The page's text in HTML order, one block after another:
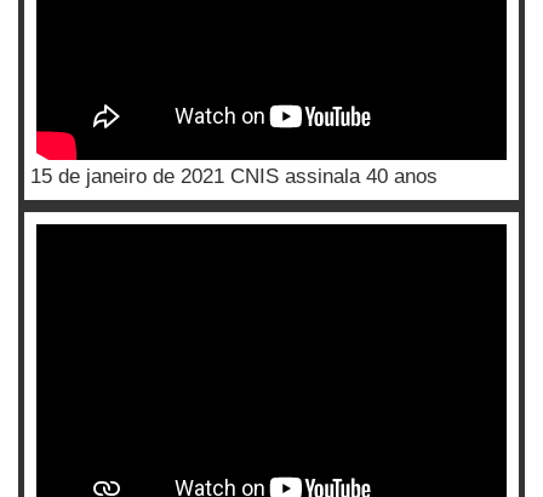
15 de janeiro de 2021 CNIS assinala 40 anos